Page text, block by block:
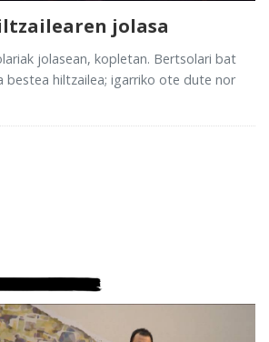
jolasa
jolasean, kopletan. Bertsolari bat
bestea hiltzailea; igarriko ote dute nor